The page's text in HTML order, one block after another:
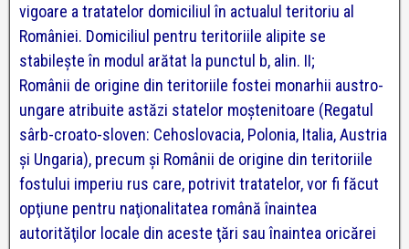
vigoare a tratatelor domiciliul în actualul teritoriu al
României. Domiciliul pentru teritoriile alipite se
stabileşte în modul arătat la punctul b, alin. II;
Românii de origine din teritoriile fostei monarhii austro-
ungare atribuite astăzi statelor moştenitoare (Regatul
sârb-croato-sloven: Cehoslovacia, Polonia, Italia, Austria
şi Ungaria), precum şi Românii de origine din teritoriile
fostului imperiu rus care, potrivit tratatelor, vor fi făcut
opţiune pentru naţionalitatea română înaintea
autorităţilor locale din aceste ţări sau înaintea oricărei